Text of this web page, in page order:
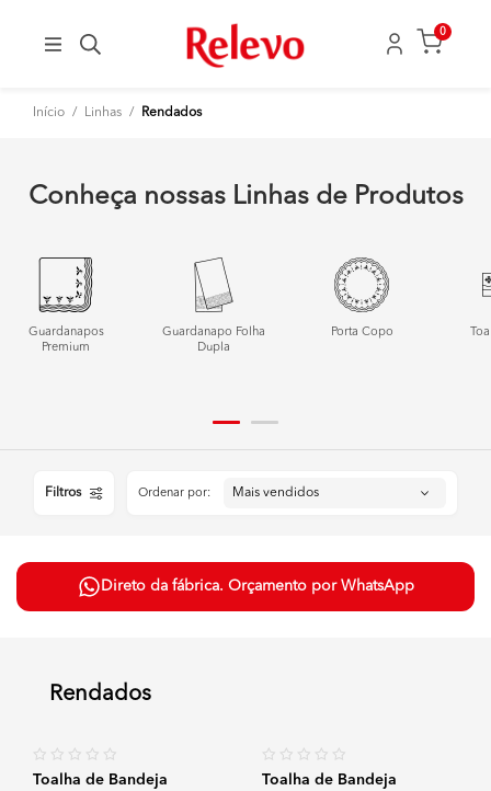
0
Início / Linhas / Rendados
Conheça nossas Linhas de Produtos
Guardanapos
Premium
Guardanapo Folha
Dupla
Porta Copo
Filtros Ordenar por:
Direto da fábrica. Orçamento por WhatsApp
Rendados
Toalha de Bandeja
Toalha de Bandeja